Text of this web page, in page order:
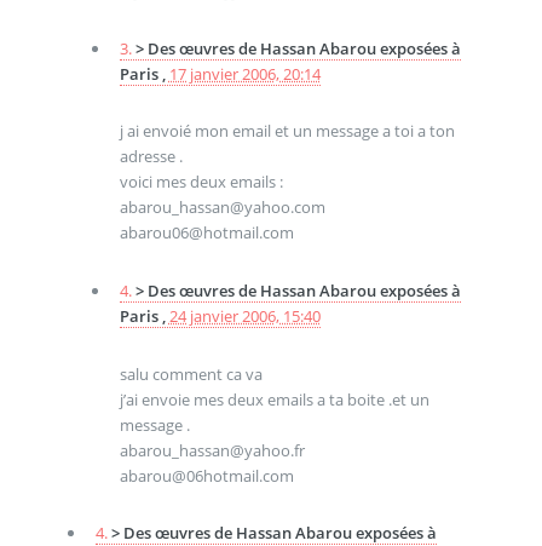
3.> Des œuvres de Hassan Abarou exposées à
Paris , 17 janvier 2006, 20:14
j ai envoié mon email et un message a toi a ton
adresse .
voici mes deux emails :
abarou_hassan@yahoo.com
abarou06@hotmail.com
4.> Des œuvres de Hassan Abarou exposées à
Paris ,24 janvier 2006, 15:40
salu comment ca va
j’ai envoie mes deux emails a ta boite .et un
message .
abarou_hassan@yahoo.fr
abarou@06hotmail.com
4.> Des œuvres de Hassan Abarou exposées à